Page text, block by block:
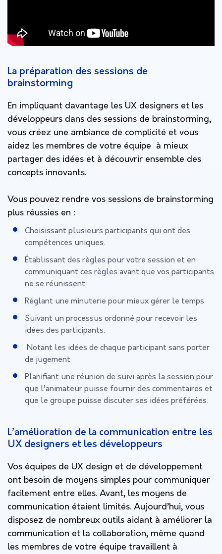
La préparation des sessions de
brainstorming
En impliquant davantage les UX designers et les
développeurs dans des sessions de brainstorming,
vous créez une ambiance de complicité et vous
aidez les membres de votre équipe à mieux
partager des idées et à découvrir ensemble des
concepts innovants.
Vous pouvez rendre vos sessions de brainstorming
plus réussies en :
Choisissant plusieurs participants qui ont des
compétences uniques.
Établissant des règles pour votre session et en
communiquant ces règles avant que vos participants
ne se réunissent.
Réglant une minuterie pour mieux gérer le temps
Suivant un processus ordonné pour recevoir les
idées des participants.
Notant les idées de chaque participant sans porter
de jugement.
Planifiant une réunion de suivi après la session pour
que l’animateur puisse fournir des commentaires et
que le groupe puisse discuter ses idées préférées.
L’amélioration de la communication entre les
UX designers et les développeurs
Vos équipes de UX design et de développement
ont besoin de moyens simples pour communiquer
facilement entre elles. Avant, les moyens de
communication étaient limités. Aujourd’hui, vous
disposez de nombreux outils aidant à améliorer la
communication et la collaboration, même quand
les membres de votre équipe travaillent à